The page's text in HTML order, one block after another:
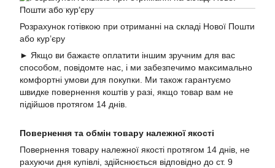
Розрахунок готівкою при отриманні на складі Нової Пошти
або кур’єру
► Якщо ви бажаєте оплатити іншим зручним для вас
способом, повідомте нас, і ми забезпечимо максимально
комфортні умови для покупки. Ми також гарантуємо
швидке повернення коштів у разі, якщо товар вам не
підійшов протягом 14 днів.
Повернення та обмін товару належної якості
Повернення товару належної якості протягом 14 днів, не
рахуючи дня купівлі, здійснюється відповідно до ст. 9